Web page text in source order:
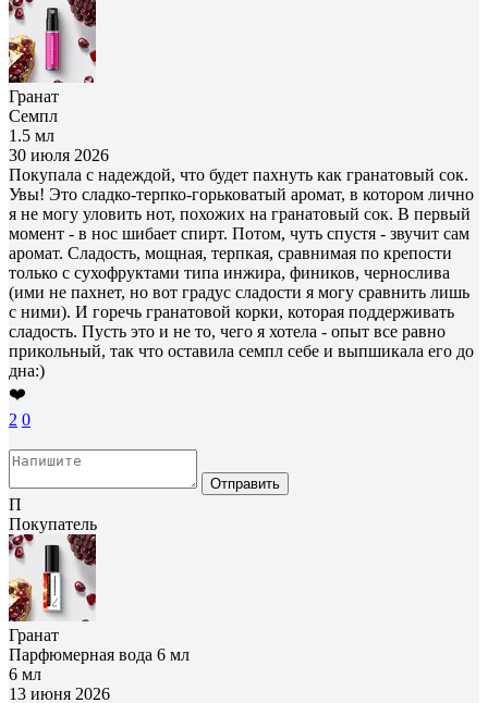
Гранат
Семпл
1.5 мл
30 июля 2026
Покупала с надеждой, что будет пахнуть как гранатовый сок.
Увы! Это сладко-терпко-горьковатый аромат, в котором лично
я не могу уловить нот, похожих на гранатовый сок. В первый
момент - в нос шибает спирт. Потом, чуть спустя - звучит сам
аромат. Сладость, мощная, терпкая, сравнимая по крепости
только с сухофруктами типа инжира, фиников, чернослива
(ими не пахнет, но вот градус сладости я могу сравнить лишь
с ними). И горечь гранатовой корки, которая поддерживать
сладость. Пусть это и не то, чего я хотела - опыт все равно
прикольный, так что оставила семпл себе и выпшикала его до
дна:)
❤️
2 0
Отправить
П
Покупатель
Гранат
Парфюмерная вода 6 мл
6 мл
13 июня 2026